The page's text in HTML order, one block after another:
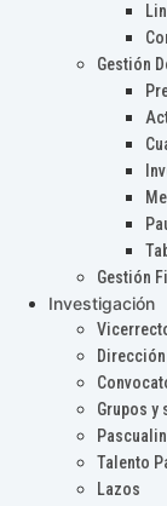
Gestión
Gestión
Investigación
Grupos y
Talento
Lazos